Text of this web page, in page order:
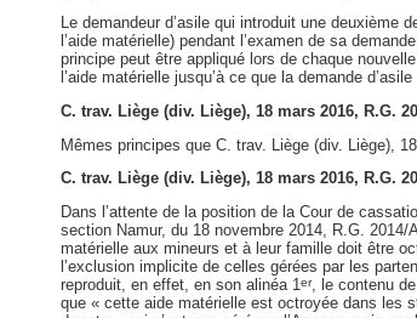
Le demandeur d’asile qui introduit une deuxième
l’aide matérielle) pendant l’examen de sa
principe peut être appliqué lors de chaque
l’aide matérielle jusqu’à ce que la demande
C. trav. Liège (div. Liège), 18 mars 2016, R.G.
Mêmes principes que C. trav. Liège (div. Liège),
C. trav. Liège (div. Liège), 18 mars 2016, R.G.
Dans l’attente de la position de la Cour de
section Namur, du 18 novembre 2014, R.G.
matérielle aux mineurs et à leur famille doit être
l’exclusion implicite de celles gérées par les
reproduit, en effet, en son alinéa 1er, le contenu
que « cette aide matérielle est octroyée dans les